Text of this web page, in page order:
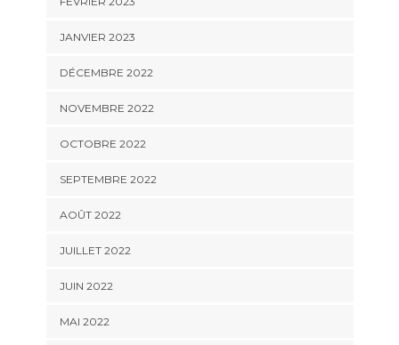
JANVIER 2023
DÉCEMBRE 2022
NOVEMBRE 2022
OCTOBRE 2022
SEPTEMBRE 2022
AOÛT 2022
JUILLET 2022
JUIN 2022
MAI 2022